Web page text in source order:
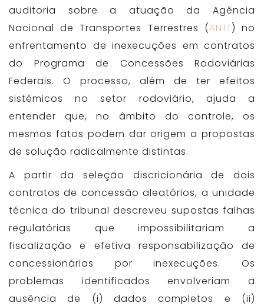
auditoria sobre a atuação da Agência
Nacional de Transportes Terrestres (ANTT) no
enfrentamento de inexecuções em contratos
do Programa de Concessões Rodoviárias
Federais. O processo, além de ter efeitos
sistêmicos no setor rodoviário, ajuda a
entender que, no âmbito do controle, os
mesmos fatos podem dar origem a propostas
de solução radicalmente distintas.
A partir da seleção discricionária de dois
contratos de concessão aleatórios, a unidade
técnica do tribunal descreveu supostas falhas
regulatórias que impossibilitariam a
fiscalização e efetiva responsabilização de
concessionárias por inexecuções. Os
problemas identificados envolveriam a
ausência de (i) dados completos e (ii)